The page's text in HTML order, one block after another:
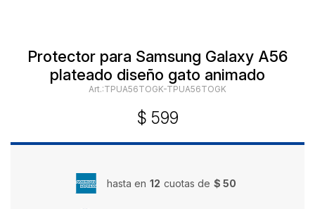
Protector para Samsung Galaxy A56
plateado diseño gato animado
TPUA56TOGK-TPUA56TOGK
$ 599
hasta en 12 cuotas de $ 50